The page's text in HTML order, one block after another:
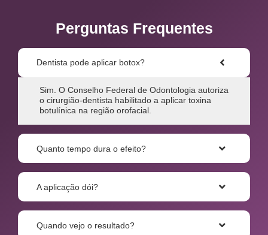
Perguntas Frequentes
Dentista pode aplicar botox?
Sim. O Conselho Federal de Odontologia autoriza
o cirurgião-dentista habilitado a aplicar toxina
botulínica na região orofacial.
Quanto tempo dura o efeito?
A aplicação dói?
Quando vejo o resultado?